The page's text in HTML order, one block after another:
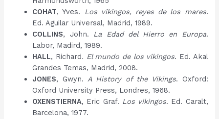
COHAT, Yves. Los vikingos, reyes de los mares.
Ed. Aguilar Universal, Madrid, 1989.
COLLINS, John. La Edad del Hierro en Europa.
Labor, Madird, 1989.
HALL, Richard. El mundo de los vikingos. Ed. Akal
Grandes Temas, Madrid, 2008.
JONES, Gwyn. A History of the Vikings. Oxford:
Oxford University Press, Londres, 1968.
OXENSTIERNA, Eric Graf. Los vikingos. Ed. Caralt,
Barcelona, 1977.